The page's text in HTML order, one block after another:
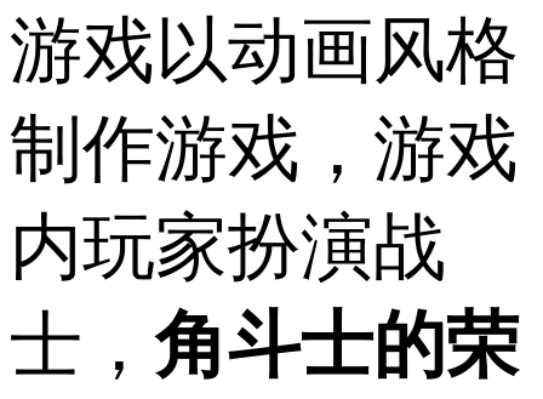
游戏以动画风格
制作游戏，游戏
内玩家扮演战
士，角斗士的荣